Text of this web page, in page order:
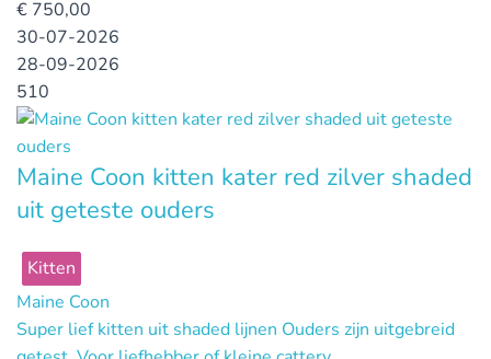
€ 750,00
30-07-2026
28-09-2026
510
Maine Coon kitten kater red zilver shaded
uit geteste ouders
Kitten
Maine Coon
Super lief kitten uit shaded lijnen Ouders zijn uitgebreid